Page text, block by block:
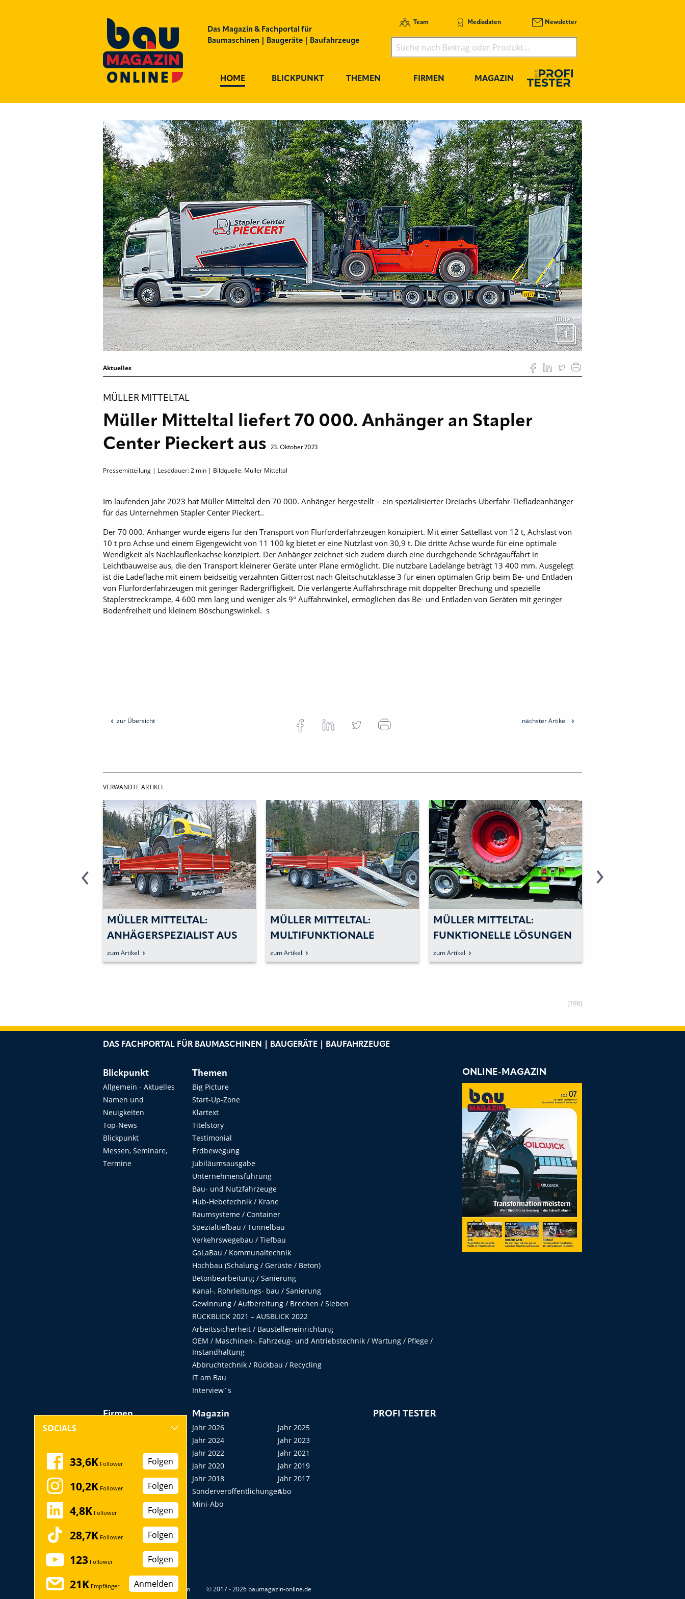
Das Magazin & Fachportal für
Baumaschinen | Baugeräte | Baufahrzeuge
Team Mediadaten Newsletter
HOME BLICKPUNKT THEMEN FIRMEN MAGAZIN
Bilder
1
Aktuelles
MÜLLER MITTELTAL
Müller Mitteltal liefert 70 000. Anhänger an Stapler
Center Pieckert aus
23. Oktober 2023
Pressemitteilung | Lesedauer:2 min | Bildquelle: Müller Mitteltal
Im laufenden Jahr 2023 hat Müller Mitteltal den 70 000. Anhänger hergestellt – ein spezialisierter Dreiachs-Überfahr-­Tiefladeanhänger
für das Unternehmen Stapler Center Pieckert..
Der 70 000. Anhänger wurde eigens für den Transport von Flurförderfahrzeugen konzipiert. Mit einer Sattellast von 12 t, Achslast von
10 t pro Achse und einem Eigengewicht von 11 100 kg bietet er eine Nutzlast von 30,9 t. Die dritte Achse wurde für eine optimale
Wendigkeit als Nachlauflenkachse konzipiert. Der Anhänger zeichnet sich zudem durch eine durchgehende Schrägauffahrt in
Leichtbauweise aus, die den Transport kleinerer Geräte unter Plane ermöglicht. Die nutzbare Ladelänge beträgt 13 400 mm. Ausgelegt
ist die Ladefläche mit einem beidseitig verzahnten Gitterrost nach Gleitschutzklasse 3 für einen optimalen Grip beim Be- und Entladen
von Flurförderfahrzeugen mit geringer Rädergriffigkeit. Die verlängerte Auffahrschräge mit doppelter Brechung und spezielle
Staplerstreckrampe, 4 600 mm lang und weniger als 9° Auffahrwinkel, ermöglichen das Be- und Entladen von Geräten mit geringer
Bodenfreiheit und kleinem Böschungswinkel. s
zur Übersicht nächster Artikel
VERWANDTE ARTIKEL
MÜLLER MITTELTAL:
ANHÄGERSPEZIALIST AUS
DEM SCHWARZWALD
UNTERSTREICHT DIE
zum Artikel
MÜLLER MITTELTAL:
MULTIFUNKTIONALE
ANHÄNGERTECHNIK
VORSTELLEN
zum Artikel
MÜLLER MITTELTAL:
FUNKTIONELLE LÖSUNGEN
FÜR HÖHENKRITISCHE
TRANSPORTE
zum Artikel
[198]
DAS FACHPORTAL FÜR BAUMASCHINEN | BAUGERÄTE | BAUFAHRZEUGE
Blickpunkt
Allgemein - Aktuelles
Namen und
Neuigkeiten
Top-News
Blickpunkt
Messen, Seminare,
Termine
Themen
Big Picture
Start-Up-Zone
Klartext
Titelstory
Testimonial
Erdbewegung
Jubiläumsausgabe
Unternehmensführung
Bau- und Nutzfahrzeuge
Hub-Hebetechnik / Krane
Raumsysteme / Container
Spezialtiefbau / Tunnelbau
Verkehrswegebau / Tiefbau
GaLaBau / Kommunaltechnik
Hochbau (Schalung / Gerüste / Beton)
Betonbearbeitung / Sanierung
Kanal-, Rohrleitungs- bau / Sanierung
Gewinnung / Aufbereitung / Brechen / Sieben
RÜCKBLICK 2021 – AUSBLICK 2022
Arbeitssicherheit / Baustelleneinrichtung
OEM / Maschinen-, Fahrzeug- und Antriebstechnik / Wartung / Pflege /
Instandhaltung
Abbruchtechnik / Rückbau / Recycling
IT am Bau
Interview´s
Firmen
Messen, Seminare,
Kongresse
Startup
Magazin
Jahr 2026
Jahr 2025
Jahr 2024
Jahr 2023
Jahr 2022
Jahr 2021
Jahr 2020
Jahr 2019
Jahr 2018
Jahr 2017
SonderveröffentlichungenAbo
Mini-Abo
PROFI TESTER
ONLINE-MAGAZIN
Datenschutz Impressum © 2017 - 2026 baumagazin-online.de
SOCIALS
33,6K Follower Folgen
10,2K Follower Folgen
4,8K Follower Folgen
28,7K Follower Folgen
123 Follower Folgen
21K Empfänger Anmelden